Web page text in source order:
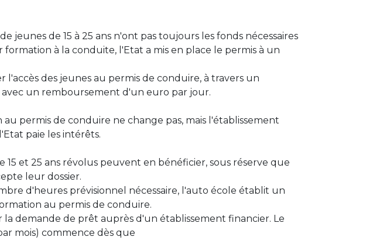
jeunes de 15 à 25 ans n'ont pas toujours les fonds nécessaires
à la conduite, l'Etat a mis en place le permis à un
l'accès des jeunes au permis de conduire, à travers un
un remboursement d'un euro par jour.
permis de conduire ne change pas, mais l'établissement
paie les intérêts.
15 et 25 ans révolus peuvent en bénéficier, sous réserve que
leur dossier.
d'heures prévisionnel nécessaire, l'auto école établit un
au permis de conduire.
la demande de prêt auprès d'un établissement financier. Le
mois) commence dès que